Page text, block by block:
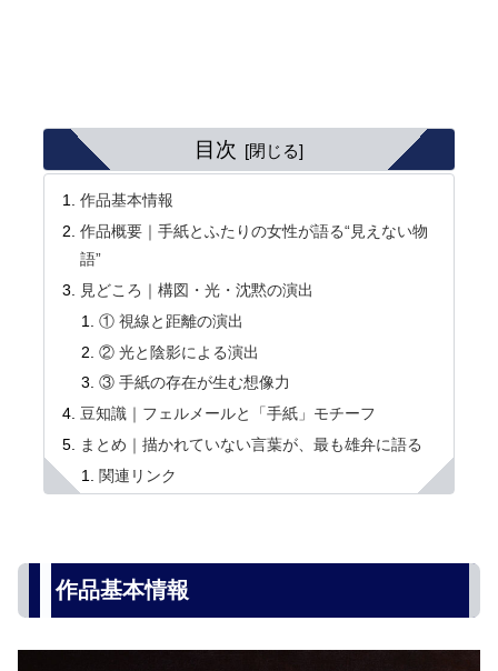
目次
作品基本情報
作品概要｜手紙とふたりの女性が語る“見えない物
語”
見どころ｜構図・光・沈黙の演出
① 視線と距離の演出
② 光と陰影による演出
③ 手紙の存在が生む想像力
豆知識｜フェルメールと「手紙」モチーフ
まとめ｜描かれていない言葉が、最も雄弁に語る
関連リンク
作品基本情報